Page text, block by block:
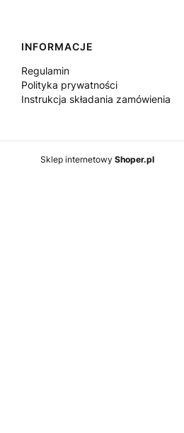
INFORMACJE
Regulamin
Polityka prywatności
Instrukcja składania zamówienia
Sklep internetowy Shoper.pl